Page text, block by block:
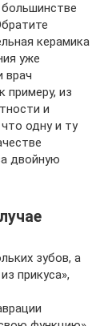
керамика
уже
врач
примеру, из
и
одну и ту
двойную
зубов, а
прикуса»,